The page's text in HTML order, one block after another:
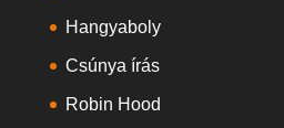
Hangyaboly
Csúnya írás
Robin Hood